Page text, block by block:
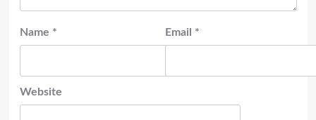
Name * Email *
Website